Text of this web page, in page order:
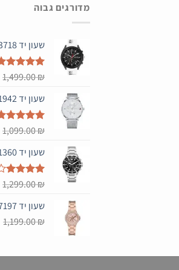
מדורגים גבוה
שעון יד Hugo Boss 1513718
דורג5.00
1,499.00₪
שעון יד Tommy Hilfiger 1781942
דורג5.00
1,099.00₪
שעון יד Emporio Armani AR11360
דורג4.00
1,299.00₪
שעון יד Michael Kors MK7197
1,199.00₪